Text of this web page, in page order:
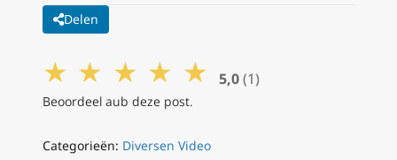
Delen
★ ★ ★ ★ ★ 5,0 (1)
Beoordeel aub deze post.
Categorieën: Diversen Video